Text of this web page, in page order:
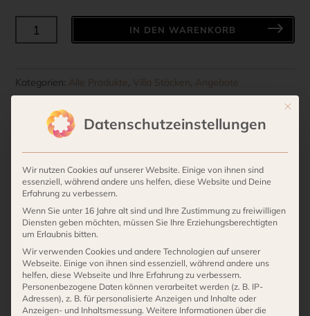
RÄDER
DESIGN
“Schrift”
Menge
IN DEN WARENKORB
Kategorien: Alle Produkte, Villa Stöcken, Angebote
Beschreibung
Material: Glas, außen matt, innen glänzend
Design: Rieck
Maße: Höhe 10 cm, Ø 9 cm
Mit
Datenschutzeinstellungen
Wir nutzen Cookies auf unserer Website. Einige von ihnen sind
essenziell, während andere uns helfen, diese Website und Deine
Erfahrung zu verbessern.
Wenn Sie unter 16 Jahre alt sind und Ihre Zustimmung zu freiwilligen
Diensten geben möchten, müssen Sie Ihre Erziehungsberechtigten
um Erlaubnis bitten.
Wir verwenden Cookies und andere Technologien auf unserer
Webseite. Einige von ihnen sind essenziell, während andere uns
helfen, diese Webseite und Ihre Erfahrung zu verbessern.
Personenbezogene Daten können verarbeitet werden (z. B. IP-
Adressen), z. B. für personalisierte Anzeigen und Inhalte oder
Anzeigen- und Inhaltsmessung. Weitere Informationen über die